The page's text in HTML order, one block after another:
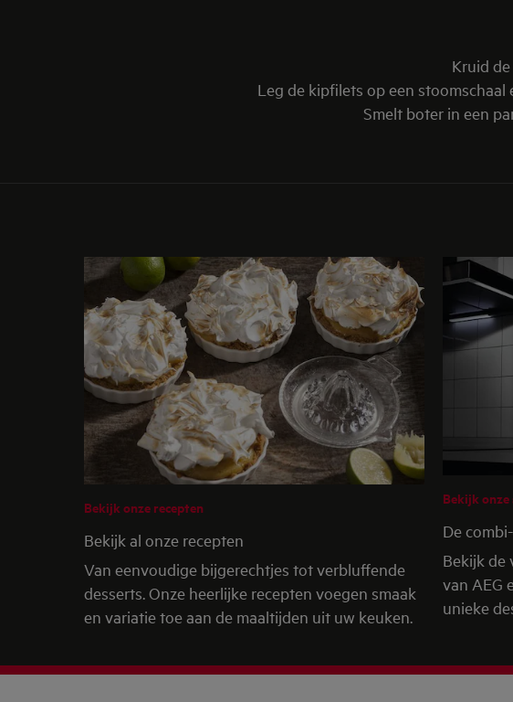
Kruid
Leg de kipfilets op een stoomschaal
Smelt boter in een
Bekijk onze recepten
Bekijk al onze recepten
Van eenvoudige bijgerechtjes tot verbluffende
desserts. Onze heerlijke recepten voegen smaak
en variatie toe aan de maaltijden uit uw keuken.
Bekijk
De
Bekijk de
van AEG
unieke